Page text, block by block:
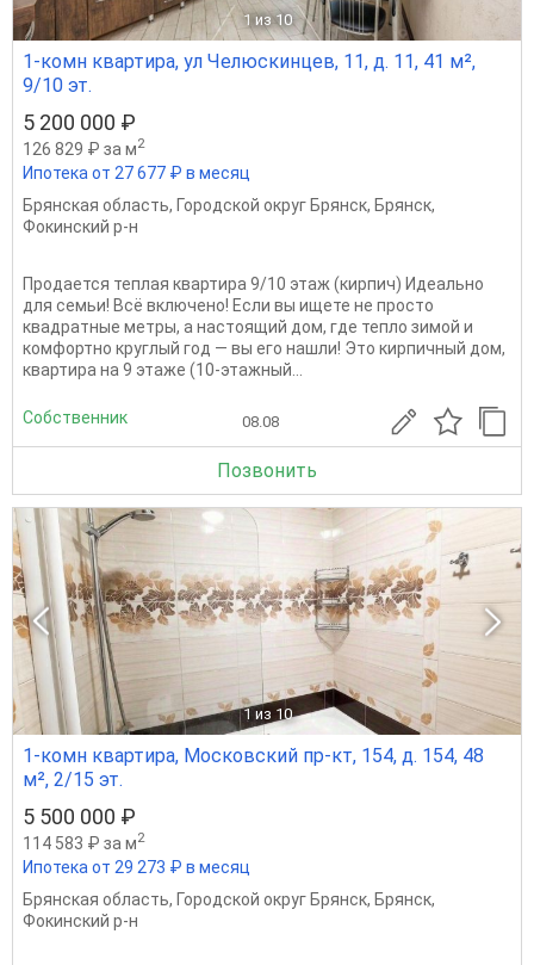
1 из 10
1-комн квартира, ул Челюскинцев, 11, д. 11, 41 м²,
9/10 эт.
5 200 000 ₽
126 829 ₽ за м2
Ипотека от 27 677 ₽ в месяц
Брянская область, Городской округ Брянск, Брянск,
Фокинский р-н
Продается теплая квартира 9/10 этаж (кирпич) Идеально
для семьи! Всё включено! Если вы ищете не просто
квадратные метры, а настоящий дом, где тепло зимой и
комфортно круглый год — вы его нашли! Это кирпичный дом,
квартира на 9 этаже (10-этажный...
Собственник 08.08
Позвонить
1 из 10
1-комн квартира, Московский пр-кт, 154, д. 154, 48
м², 2/15 эт.
5 500 000 ₽
114 583 ₽ за м2
Ипотека от 29 273 ₽ в месяц
Брянская область, Городской округ Брянск, Брянск,
Фокинский р-н